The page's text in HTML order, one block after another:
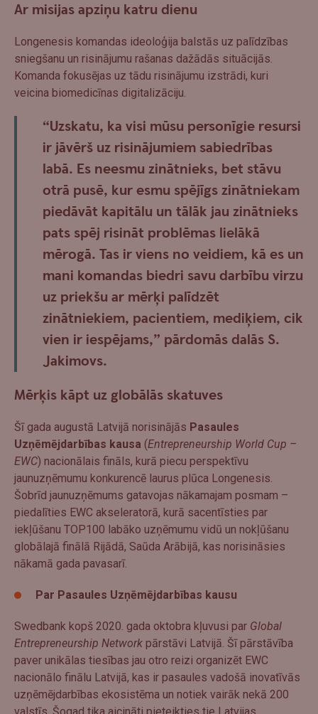
Ar misijas apziņu katru dienu
Longenesis komandas ideoloģija balstās uz palīdzības
sniegšanu un risinājumu rašanas dažādās situācijās.
Komanda fokusējas uz tādu risinājumu izstrādi, kuri
veicina biomedicīnas digitalizāciju.
“Uzskatu, ka visi mūsu personīgie resursi
ir jāvērš uz risinājumiem sabiedrības
labā. Es neesmu zinātnieks, bet stāvu
otrā pusē, kur esmu spējīgs zinātniekam
piedāvāt kapitālu un tālāk jau zinātnieks
pats spēj risināt problēmas lielākā
mērogā. Tas ir viens no veidiem, kā es un
mani komandas biedri savu darbību virzu
uz priekšu ar mērķi palīdzēt
zinātniekiem, pacientiem, mediķiem, cik
vien ir iespējams,” pārdomās dalās S.
Jakimovs.
Mērķis kāpt uz globālās skatuves
Šī gada augustā Latvijā norisinājās Pasaules
Uzņēmējdarbības kausa (Entrepreneurship World Cup –
EWC) nacionālais fināls, kurā piecu perspektīvu
jaunuzņēmumu konkurencē laurus plūca Longenesis.
Šobrīd jaunuzņēmums gatavojas nākamajam posmam –
piedalīties EWC akseleratorā, kurā sacentīsties par
iekļūšanu TOP100 labāko uzņēmumu vidū un nokļūšanu
globālajā finālā Rijādā, Saūda Arābijā, kas norisināsies
nākamā gada pavasarī.
Par Pasaules Uzņēmējdarbības kausu
Swedbank kopš 2020. gada oktobra kļuvusi par Global
Entrepreneurship Network pārstāvi Latvijā. Šī pārstāvība
paver unikālas tiesības jau otro reizi organizēt EWC
nacionālo finālu Latvijā, kas ir pasaules vadošā inovatīvās
uzņēmējdarbības ekosistēma un notiek vairāk nekā 200